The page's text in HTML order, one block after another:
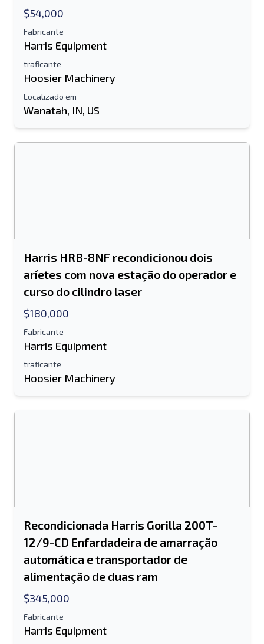
$54,000
Fabricante
Harris Equipment
traficante
Hoosier Machinery
Localizado em
Wanatah, IN, US
Harris HRB-8NF recondicionou dois
aríetes com nova estação do operador e
curso do cilindro laser
$180,000
Fabricante
Harris Equipment
traficante
Hoosier Machinery
Recondicionada Harris Gorilla 200T-
12/9-CD Enfardadeira de amarração
automática e transportador de
alimentação de duas ram
$345,000
Fabricante
Harris Equipment